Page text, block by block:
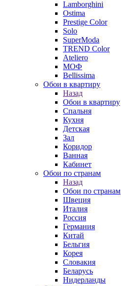
Lamborghini
Ostima
Prestige Color
Solo
SuperModa
TREND Color
Ateliero
МОФ
Bellissima
Обои в квартиру
Назад
Обои в квартиру
Спальня
Кухня
Детская
Зал
Коридор
Ванная
Кабинет
Обои по странам
Назад
Обои по странам
Швеция
Италия
Россия
Германия
Китай
Бельгия
Корея
Словакия
Беларусь
Нидерланды